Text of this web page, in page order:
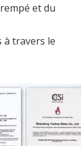
et du
à travers le